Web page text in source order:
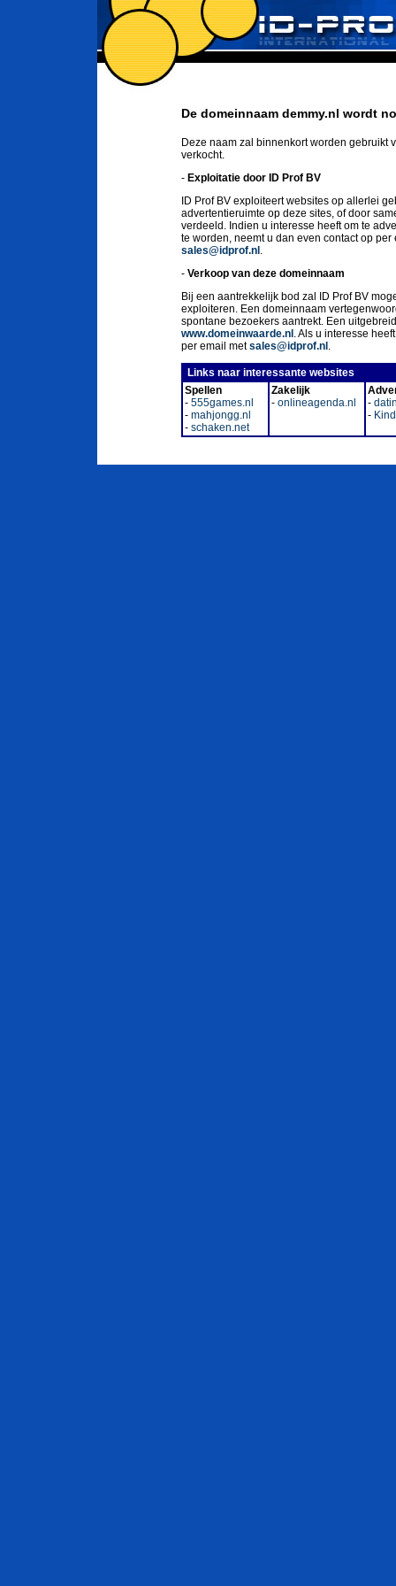
De domeinnaam demmy.nl wordt
Deze naam zal binnenkort worden gebruikt
verkocht.
- Exploitatie door ID Prof BV
ID Prof BV exploiteert websites op allerlei
advertentieruimte op deze sites, of door
verdeeld. Indien u interesse heeft om te
te worden, neemt u dan even contact op
sales@idprof.nl .
- Verkoop van deze domeinnaam
Bij een aantrekkelijk bod zal ID Prof BV
exploiteren. Een domeinnaam
spontane bezoekers aantrekt. Een
www.domeinwaarde.nl . Als u interesse
per email metsales@idprof.nl .
Links naar interessante websites
Spellen
- 555games.nl
- mahjongg.nl
- schaken.net
Zakelijk
- onlineagenda.nl
-
-